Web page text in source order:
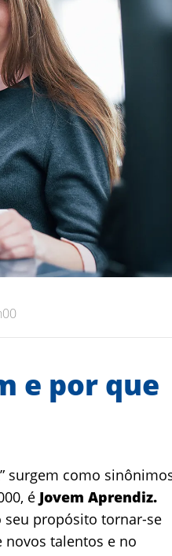
e por que
surgem como
é Jovem Aprendiz.
propósito tornar-se
novos talentos e no